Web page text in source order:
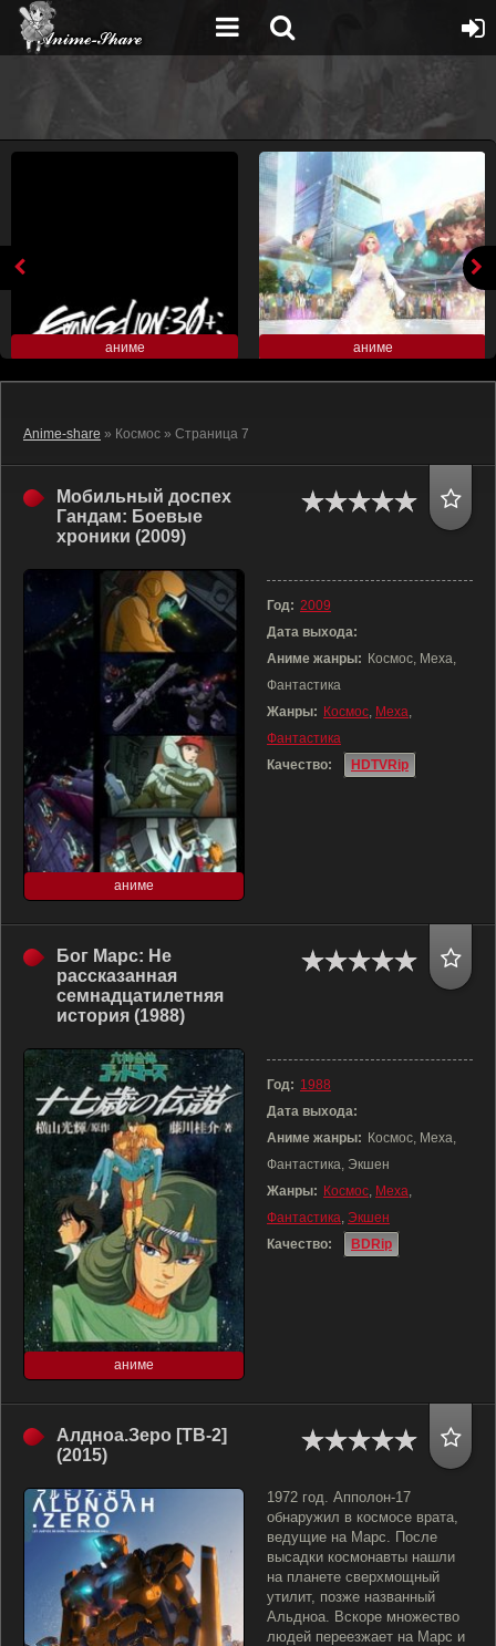
аниме аниме
Anime-share » Космос » Страница 7
Мобильный доспех
Гандам: Боевые
хроники (2009)
аниме
Год: 2009
Дата выхода:
Аниме жанры: Космос, Меха,
Фантастика
Жанры: Космос, Меха,
Фантастика
Качество:
HDTVRip
Бог Марс: Не
рассказанная
семнадцатилетняя
история (1988)
аниме
Год: 1988
Дата выхода:
Аниме жанры: Космос, Меха,
Фантастика, Экшен
Жанры: Космос, Меха,
Фантастика, Экшен
Качество:
BDRip
Алдноа.Зеро [ТВ-2]
(2015)
1972 год. Апполон-17
обнаружил в космосе врата,
ведущие на Марс. После
высадки космонавты нашли
на планете сверхмощный
утилит, позже названный
Альдноа. Вскоре множество
людей переезжает на Марс и